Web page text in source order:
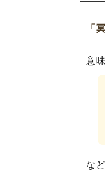
「
意
な